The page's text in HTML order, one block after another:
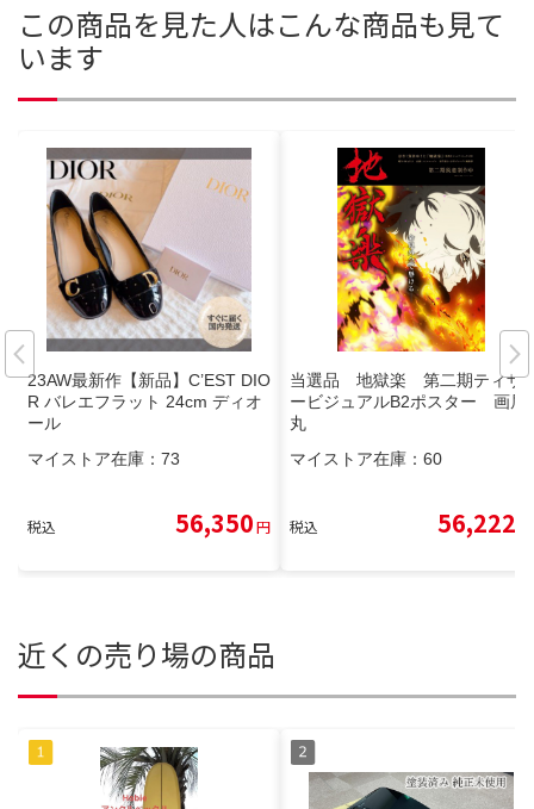
この商品を見た人はこんな商品も見て
います
23AW最新作【新品】C’EST DIO
R バレエフラット 24cm ディオ
ール
マイストア在庫： 73
税込 56,350円
当選品 地獄楽 第二期ティザ
ービジュアルB2ポスター 画眉
丸
マイストア在庫： 60
税込 56,222
近くの売り場の商品